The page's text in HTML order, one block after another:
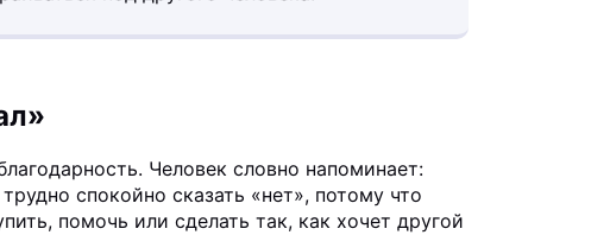
Человек словно напоминает:
спокойно сказать «нет», потому что
помочь или сделать так, как хочет другой